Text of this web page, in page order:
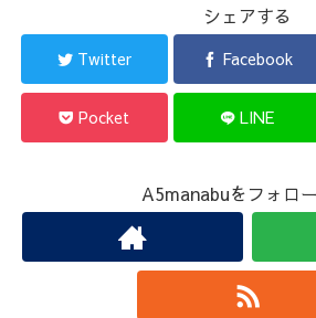
シェアする
Twitter Facebook
Pocket LINE
A5manabuをフォロ